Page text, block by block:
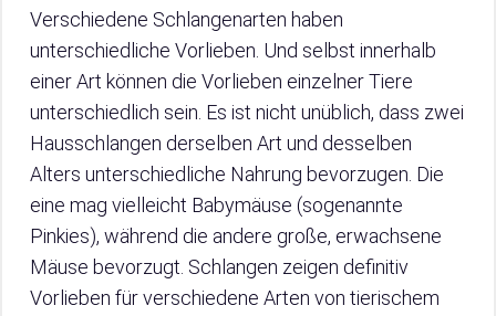
Verschiedene Schlangenarten haben
unterschiedliche Vorlieben. Und selbst innerhalb
einer Art können die Vorlieben einzelner Tiere
unterschiedlich sein. Es ist nicht unüblich, dass zwei
Hausschlangen derselben Art und desselben
Alters unterschiedliche Nahrung bevorzugen. Die
eine mag vielleicht Babymäuse (sogenannte
Pinkies), während die andere große, erwachsene
Mäuse bevorzugt. Schlangen zeigen definitiv
Vorlieben für verschiedene Arten von tierischem